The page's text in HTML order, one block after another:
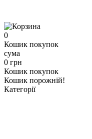
0
Кошик покупок
сума
0 грн
Кошик покупок
Кошик порожній!
Категорії